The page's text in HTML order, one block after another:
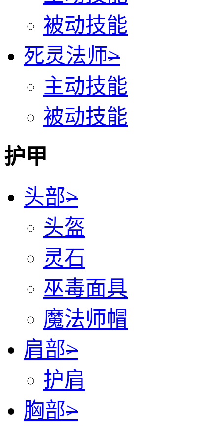
被动技能
死灵法师>
主动技能
被动技能
护甲
头部>
头盔
灵石
巫毒面具
魔法师帽
肩部>
护肩
胸部>